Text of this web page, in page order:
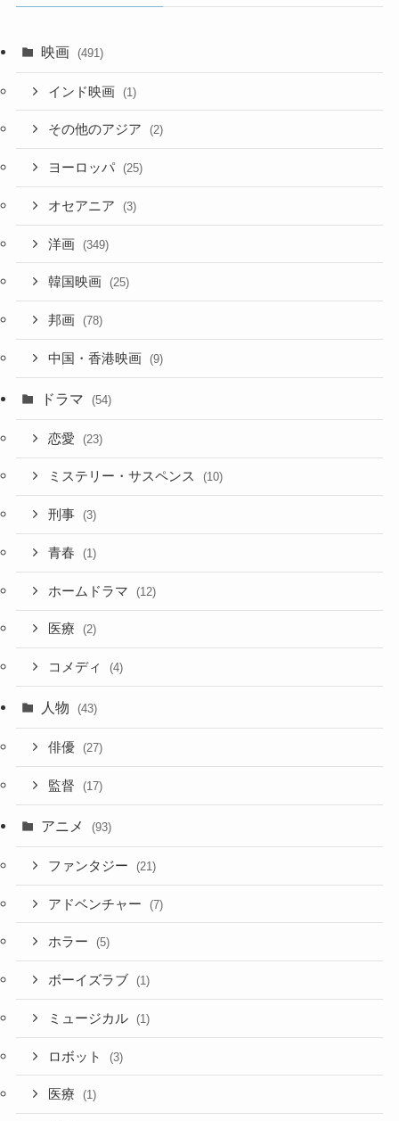
映画 (491)
インド映画 (1)
その他のアジア (2)
ヨーロッパ (25)
オセアニア (3)
洋画 (349)
韓国映画 (25)
邦画 (78)
中国・香港映画 (9)
ドラマ (54)
恋愛 (23)
ミステリー・サスペンス (10)
刑事 (3)
青春 (1)
ホームドラマ (12)
医療 (2)
コメディ (4)
人物 (43)
俳優 (27)
監督 (17)
アニメ (93)
ファンタジー (21)
アドベンチャー (7)
ホラー (5)
ボーイズラブ (1)
ミュージカル (1)
ロボット (3)
医療 (1)